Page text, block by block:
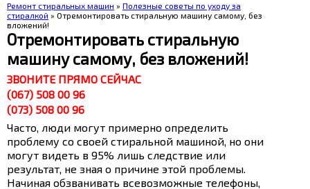
Ремонт стиральных машин » Полезные советы по уходу за
стиралкой » Отремонтировать стиральную машину самому, без
вложений!
Отремонтировать стиральную
машину самому, без вложений!
ЗВОНИТЕ ПРЯМО СЕЙЧАС
(067) 508 00 96
(073) 508 00 96
Часто, люди могут примерно определить
проблему со своей стиральной машиной, но они
могут видеть в 95% лишь следствие или
результат, не зная о причине этой проблемы.
Начиная обзванивать всевозможные телефоны,